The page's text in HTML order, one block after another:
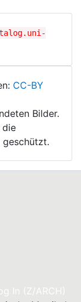
CC-BY
Bilder.
die
In (Z/ARCH)